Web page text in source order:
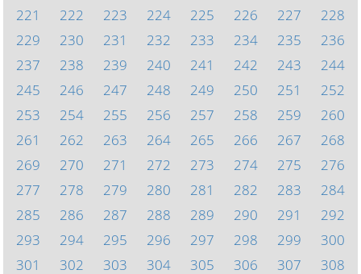
221
222 223 224 225 226 227
228
229
230 231 232 233 234 235
236
237
238 239 240 241 242 243
244
245
246 247 248 249 250 251
252
253
254 255 256 257 258 259
260
261
262 263 264 265 266 267
268
269
270 271 272 273 274 275
276
277
278 279 280 281 282 283
284
285
286 287 288 289 290 291
292
293
294 295 296 297 298 299
300
301
302 303 304 305 306 307
308